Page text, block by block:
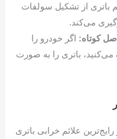
باتری از تشکیل سولفات
می‌کند.
کوتاه: اگر خودرو را
باتری را به صورت
علائم خرابی باتری